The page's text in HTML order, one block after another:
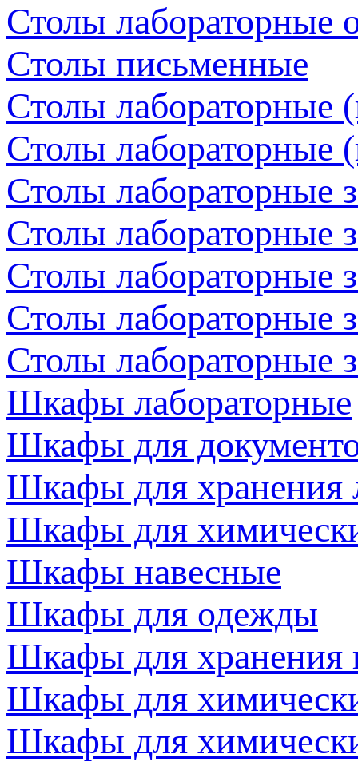
Столы лабораторные
Столы письменные
Столы лабораторные
Столы лабораторные
Столы лабораторные
Столы лабораторные
Столы лабораторные
Столы лабораторные
Столы лабораторные
Шкафы лабораторные
Шкафы для
Шкафы для хранения
Шкафы для
Шкафы навесные
Шкафы для одежды
Шкафы для хранения
Шкафы для
Шкафы для